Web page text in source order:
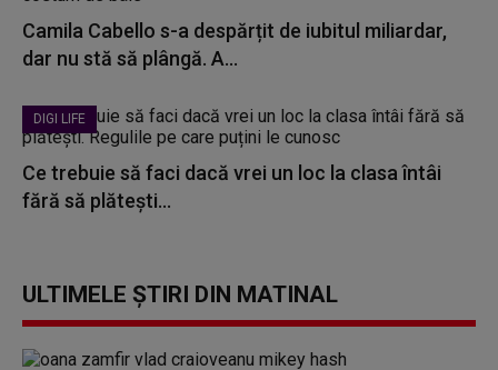
Camila Cabello s-a despărțit de iubitul miliardar,
dar nu stă să plângă. A...
DIGI LIFE
Ce trebuie să faci dacă vrei un loc la clasa întâi
fără să plătești...
ULTIMELE ȘTIRI DIN MATINAL